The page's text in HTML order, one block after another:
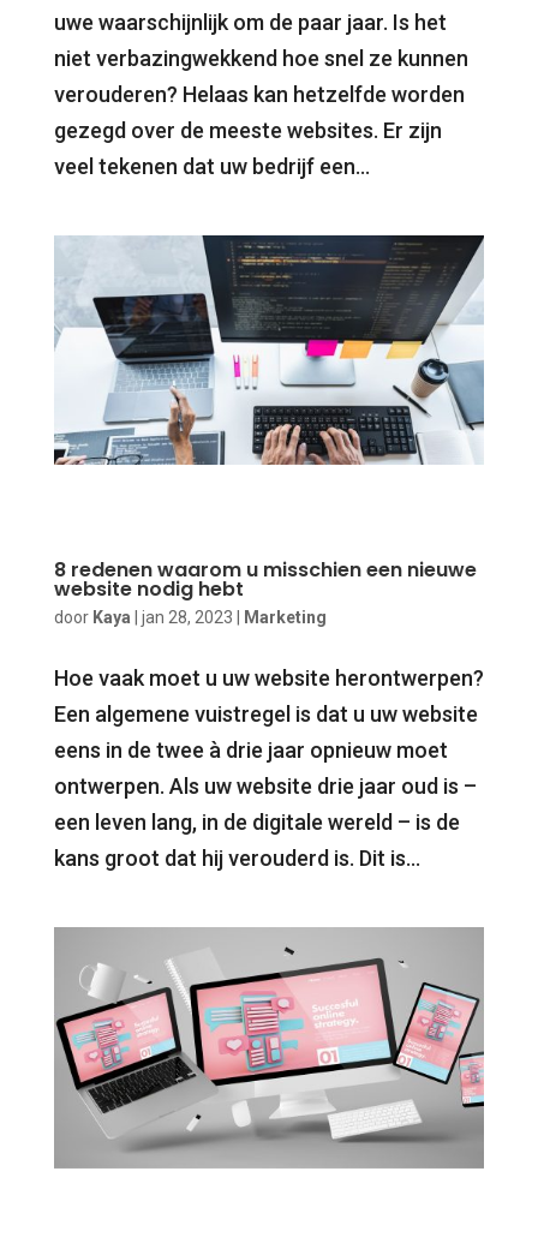
uwe waarschijnlijk om de paar jaar. Is het
niet verbazingwekkend hoe snel ze kunnen
verouderen? Helaas kan hetzelfde worden
gezegd over de meeste websites. Er zijn
veel tekenen dat uw bedrijf een...
8 redenen waarom u misschien een nieuwe
website nodig hebt
door Kaya jan 28, 2023 Marketing
Hoe vaak moet u uw website herontwerpen?
Een algemene vuistregel is dat u uw website
eens in de twee à drie jaar opnieuw moet
ontwerpen. Als uw website drie jaar oud is –
een leven lang, in de digitale wereld – is de
kans groot dat hij verouderd is. Dit is...